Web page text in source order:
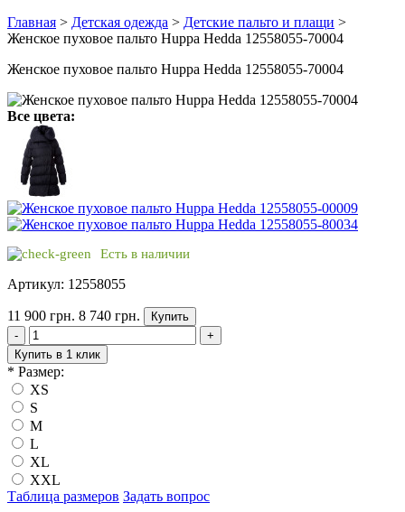
Главная > Детская одежда > Детские пальто и плащи >
Женское пуховое пальто Huppa Hedda 12558055-70004
Женское пуховое пальто Huppa Hedda 12558055-70004
Все цвета:
Есть в наличии
Артикул: 12558055
11 900 грн. 8 740 грн.
Купить
-
+
Купить в 1 клик
* Размер:
XS
S
M
L
XL
XXL
Таблица размеров Задать вопрос